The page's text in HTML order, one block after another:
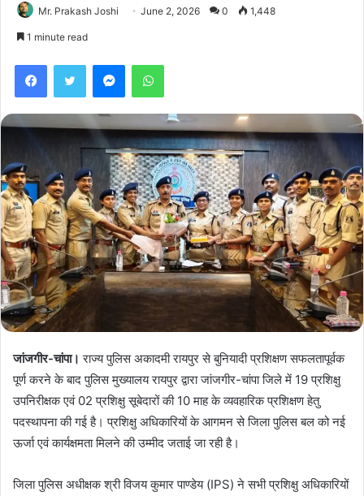
Mr. Prakash Joshi June 2, 2026 0 1,448
1 minute read
FacebookTwitter MessengerWhatsApp
जांजगीर-चांपा। राज्य पुलिस अकादमी रायपुर से बुनियादी प्रशिक्षण सफलतापूर्वक
पूर्ण करने के बाद पुलिस मुख्यालय रायपुर द्वारा जांजगीर-चांपा जिले में 19 प्रशिक्षु
उपनिरीक्षक एवं 02 प्रशिक्षु सूबेदारों की 10 माह के व्यवहारिक प्रशिक्षण हेतु
पदस्थापना की गई है। प्रशिक्षु अधिकारियों के आगमन से जिला पुलिस बल को नई
ऊर्जा एवं कार्यक्षमता मिलने की उम्मीद जताई जा रही है।
जिला पुलिस अधीक्षक श्री विजय कुमार पाण्डेय (IPS) ने सभी प्रशिक्षु अधिकारियों